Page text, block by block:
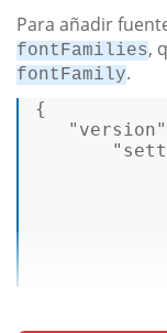
Para añadir
fontFamilies,
fontFamily.
{
"version"